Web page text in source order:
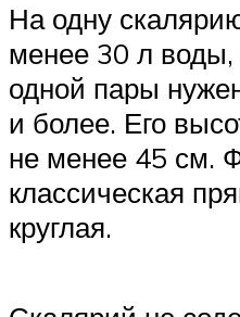
На одну
менее 30 л воды,
одной пары
и более. Его
не менее 45 см.
классическая
круглая.